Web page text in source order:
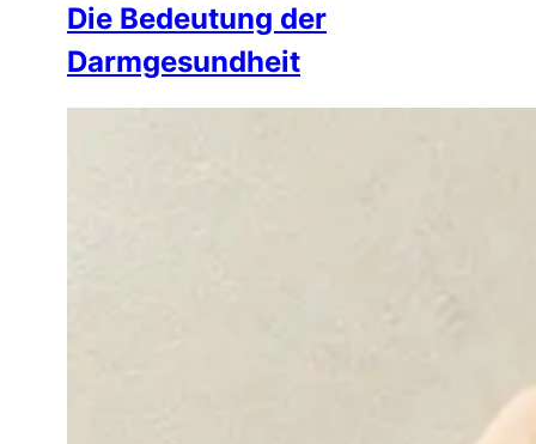
Die Bedeutung der
Darmgesundheit